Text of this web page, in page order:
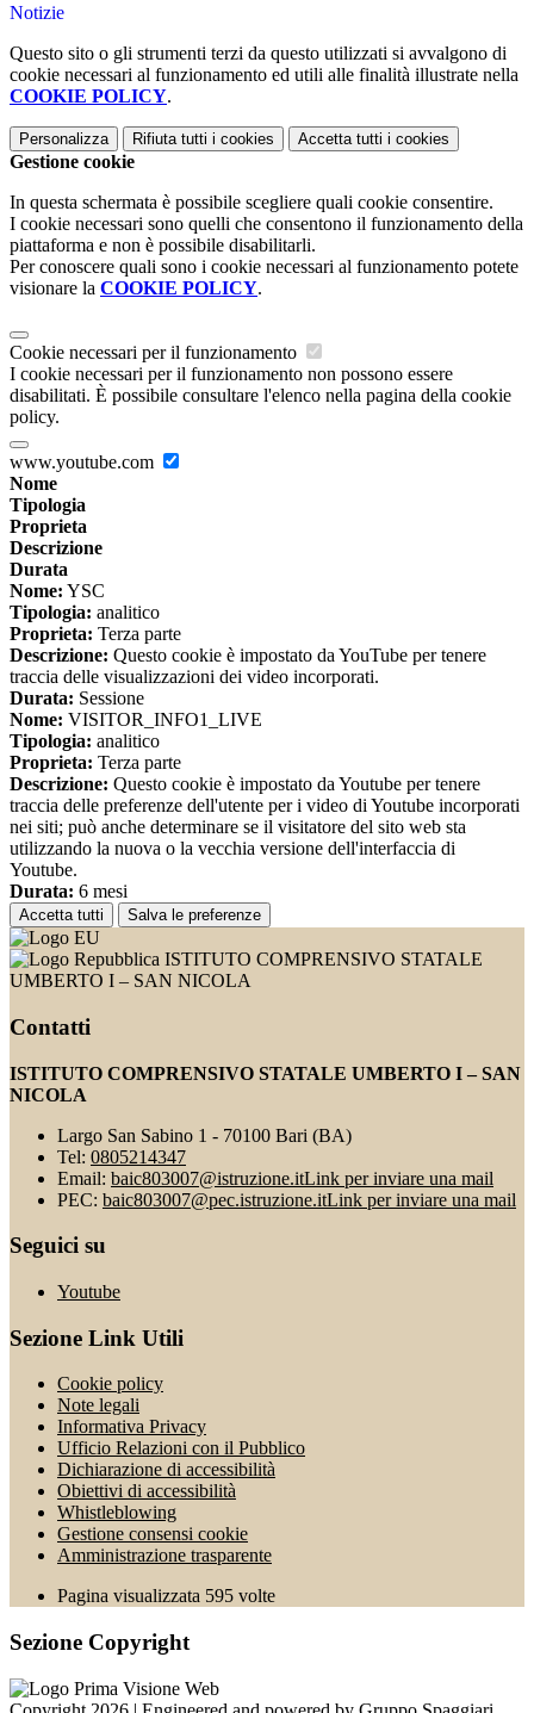
Notizie
Questo sito o gli strumenti terzi da questo utilizzati si avvalgono di
cookie necessari al funzionamento ed utili alle finalità illustrate nella
COOKIE POLICY.
Personalizza Rifiuta tutti i cookies Accetta tutti i cookies
Gestione cookie
In questa schermata è possibile scegliere quali cookie consentire.
I cookie necessari sono quelli che consentono il funzionamento della
piattaforma e non è possibile disabilitarli.
Per conoscere quali sono i cookie necessari al funzionamento potete
visionare la COOKIE POLICY.
Cookie necessari per il funzionamento
I cookie necessari per il funzionamento non possono essere
disabilitati. È possibile consultare l'elenco nella pagina della cookie
policy.
www.youtube.com
Nome
Tipologia
Proprieta
Descrizione
Durata
Nome: YSC
Tipologia: analitico
Proprieta: Terza parte
Descrizione: Questo cookie è impostato da YouTube per tenere
traccia delle visualizzazioni dei video incorporati.
Durata: Sessione
Nome: VISITOR_INFO1_LIVE
Tipologia: analitico
Proprieta: Terza parte
Descrizione: Questo cookie è impostato da Youtube per tenere
traccia delle preferenze dell'utente per i video di Youtube incorporati
nei siti; può anche determinare se il visitatore del sito web sta
utilizzando la nuova o la vecchia versione dell'interfaccia di
Youtube.
Durata: 6 mesi
Accetta tutti Salva le preferenze
ISTITUTO COMPRENSIVO STATALE
UMBERTO I – SAN NICOLA
Contatti
ISTITUTO COMPRENSIVO STATALE UMBERTO I – SAN
NICOLA
Largo San Sabino 1 - 70100 Bari (BA)
Tel: 0805214347
Email: baic803007@istruzione.itLink per inviare una mail
PEC: baic803007@pec.istruzione.itLink per inviare una mail
Seguici su
Youtube
Sezione Link Utili
Cookie policy
Note legali
Informativa Privacy
Ufficio Relazioni con il Pubblico
Dichiarazione di accessibilità
Obiettivi di accessibilità
Whistleblowing
Gestione consensi cookie
Amministrazione trasparente
Pagina visualizzata 595 volte
Sezione Copyright